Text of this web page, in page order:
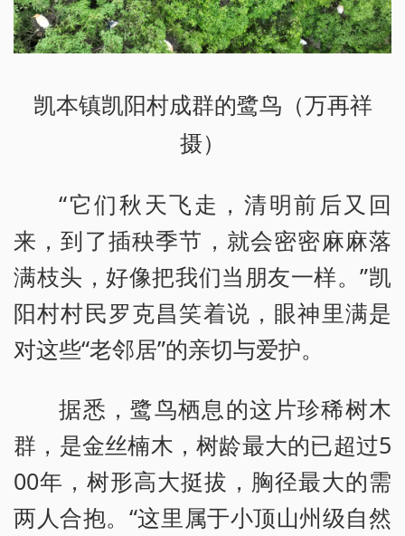
凯本镇凯阳村成群的鹭鸟（万再祥
摄）
“它们秋天飞走，清明前后又回
来，到了插秧季节，就会密密麻麻落
满枝头，好像把我们当朋友一样。”凯
阳村村民罗克昌笑着说，眼神里满是
对这些“老邻居”的亲切与爱护。
据悉，鹭鸟栖息的这片珍稀树木
群，是金丝楠木，树龄最大的已超过5
00年，树形高大挺拔，胸径最大的需
两人合抱。“这里属于小顶山州级自然